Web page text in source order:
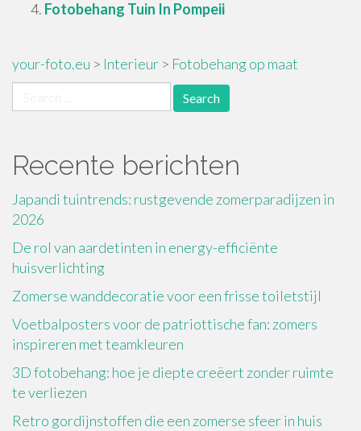
Fotobehang Tuin In Pompeii
your-foto.eu > Interieur > Fotobehang op maat
for:
Recente berichten
Japandi tuintrends: rustgevende zomerparadijzen in
2026
De rol van aardetinten in energy-efficiënte
huisverlichting
Zomerse wanddecoratie voor een frisse toiletstijl
Voetbalposters voor de patriottische fan: zomers
inspireren met teamkleuren
3D fotobehang: hoe je diepte creëert zonder ruimte
te verliezen
Retro gordijnstoffen die een zomerse sfeer in huis